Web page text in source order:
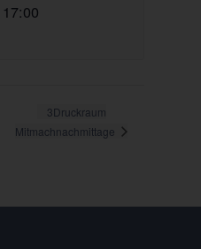
17:00
3Druckraum
Mitmachnachmittage